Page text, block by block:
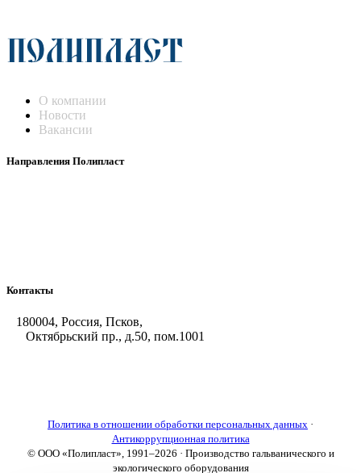
О компании
Новости
Вакансии
Направления Полипласт
Контакты
180004, Россия, Псков,
Октябрьский пр., д.50, пом.1001
Политика в отношении обработки персональных данных ·
Антикоррупционная политика
© ООО «Полипласт», 1991–2026 · Производство гальванического и
экологического оборудования